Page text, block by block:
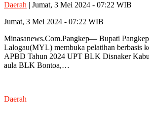
Daerah | Jumat, 3 Mei 2024 - 07:22 WIB
Jumat, 3 Mei 2024 - 07:22 WIB
Minasanews.Com.Pangkep— Bupati
Lalogau(MYL) membuka pelatihan berbasis
APBD Tahun 2024 UPT BLK Disnaker
aula BLK Bontoa,…
Daerah